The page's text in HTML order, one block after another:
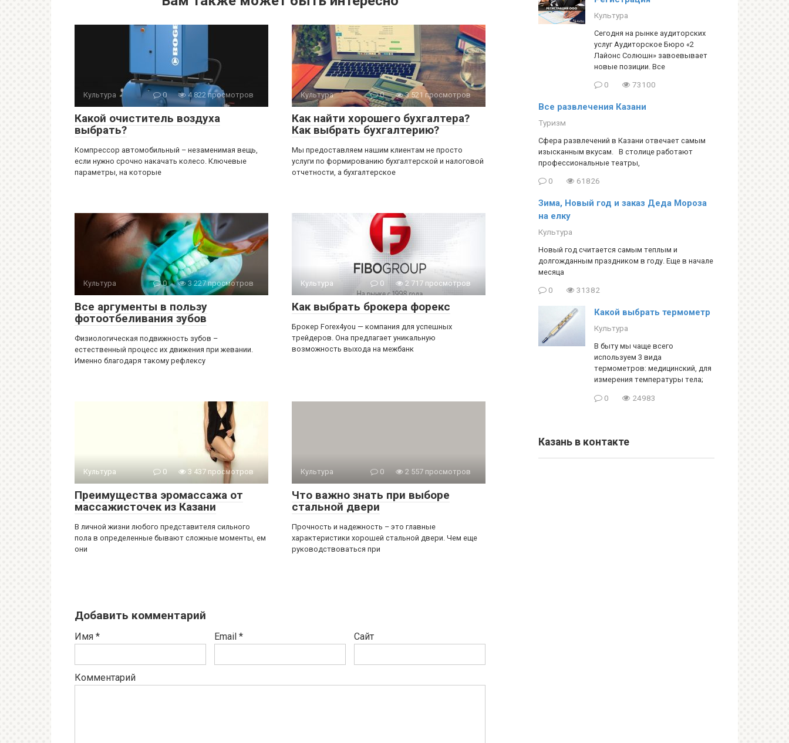
Культура 0 4 822 просмотров
Какой очиститель воздуха
выбрать?
Компрессор автомобильный – незаменимая вещь,
если нужно срочно накачать колесо. Ключевые
параметры, на которые
Культура 0 3 521 просмотров
Как найти хорошего бухгалтера?
Как выбрать бухгалтерию?
Мы предоставляем нашим клиентам не просто
услуги по формированию бухгалтерской и налоговой
отчетности, а бухгалтерское
Культура 0 3 227 просмотров
Все аргументы в пользу
фотоотбеливания зубов
Физиологическая подвижность зубов –
естественный процесс их движения при жевании.
Именно благодаря такому рефлексу
Культура 0 2 717 просмотров
Как выбрать брокера форекс
Брокер Forex4you — компания для успешных
трейдеров. Она предлагает уникальную
возможность выхода на межбанк
Культура 0 3 437 просмотров
Преимущества эромассажа от
массажисточек из Казани
В личной жизни любого представителя сильного
пола в определенные бывают сложные моменты, ем
они
Культура 0 2 557 просмотров
Что важно знать при выборе
стальной двери
Прочность и надежность – это главные
характеристики хорошей стальной двери. Чем еще
руководствоваться при
Добавить комментарий
Имя * Email * Сайт
Комментарий
Культура
Сегодня на рынке аудиторских
услуг Аудиторское Бюро «2
Лайонс Солюшн» завоевывает
новые позиции. Все
0 73100
Все развлечения Казани
Туризм
Сфера развлечений в Казани отвечает самым
изысканным вкусам. В столице работают
профессиональные театры,
0 61826
Зима, Новый год и заказ Деда Мороза
на елку
Культура
Новый год считается самым теплым и
долгожданным праздником в году. Еще в начале
месяца
0 31382
Какой выбрать термометр
Культура
В быту мы чаще всего
используем 3 вида
термометров: медицинский, для
измерения температуры тела;
0 24983
Казань в контакте